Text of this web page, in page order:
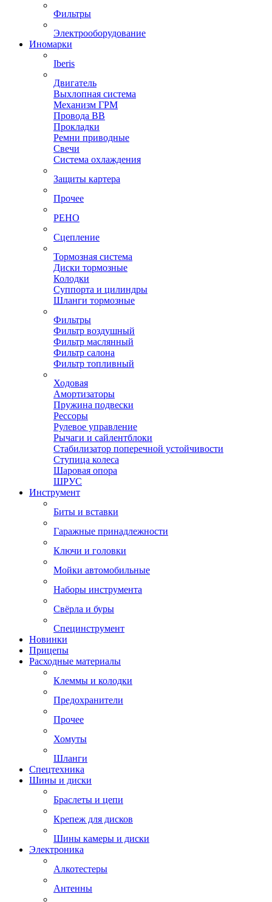
Фильтры
Электрооборудование
Иномарки
Iberis
Двигатель
Выхлопная система
Механизм ГРМ
Провода ВВ
Прокладки
Ремни приводные
Свечи
Система охлаждения
Защиты картера
Прочее
РЕНО
Сцепление
Тормозная система
Диски тормозные
Колодки
Суппорта и цилиндры
Шланги тормозные
Фильтры
Фильтр воздушный
Фильтр маслянный
Фильтр салона
Фильтр топливный
Ходовая
Амортизаторы
Пружина подвески
Рессоры
Рулевое управление
Рычаги и сайлентблоки
Стабилизатор поперечной устойчивости
Ступица колеса
Шаровая опора
ШРУС
Инструмент
Биты и вставки
Гаражные принадлежности
Ключи и головки
Мойки автомобильные
Наборы инструмента
Свёрла и буры
Специнструмент
Новинки
Прицепы
Расходные материалы
Клеммы и колодки
Предохранители
Прочее
Хомуты
Шланги
Спецтехника
Шины и диски
Браслеты и цепи
Крепеж для дисков
Шины камеры и диски
Электроника
Алкотестеры
Антенны